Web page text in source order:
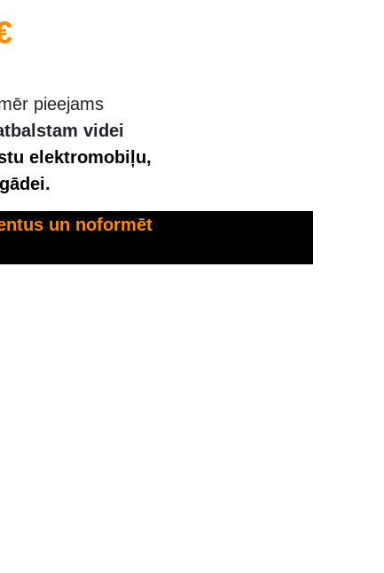
pieejams
videi
elektromobiļu,
un noformēt